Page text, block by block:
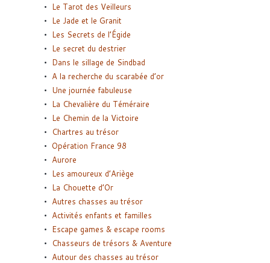
Le Tarot des Veilleurs
Le Jade et le Granit
Les Secrets de l’Égide
Le secret du destrier
Dans le sillage de Sindbad
A la recherche du scarabée d’or
Une journée fabuleuse
La Chevalière du Téméraire
Le Chemin de la Victoire
Chartres au trésor
Opération France 98
Aurore
Les amoureux d’Ariège
La Chouette d’Or
Autres chasses au trésor
Activités enfants et familles
Escape games & escape rooms
Chasseurs de trésors & Aventure
Autour des chasses au trésor